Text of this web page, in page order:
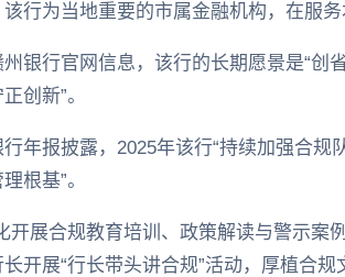
该行为当地重要的市属金融机构，在服
银行官网信息，该行的长期愿景是“创
创新”。
年报披露，2025年该行“持续加强合
根基”。
开展合规教育培训、政策解读与警示案
开展“行长带头讲合规”活动，厚植合规